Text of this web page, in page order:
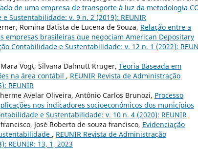
de uma empresa de transporte à luz da metodologia
Sustentabilidade: v. 9 n. 2 (2019): REUNIR
Romina Batista de Lucena de Souza, Relação entre a
brasileiras que negociam American Depositary
Contabilidade e Sustentabilidade: v. 12 n. 1 (2022):
Vogt, Silvana Dalmutt Kruger, Teoria Baseada em
na área contábil , REUNIR Revista de Administração
REUNIR
Avelar Oliveira, Antônio Carlos Brunozi, Processo
nos indicadores socioeconômicos dos municípios
e Sustentabilidade: v. 10 n. 4 (2020): REUNIR
José Roberto de souza francisco, Evidenciação
, REUNIR Revista de Administração
REUNIR: 13, 1, 2023